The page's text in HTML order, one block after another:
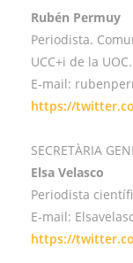
Rubén Permuy
Periodista.
UCC+i de la UOC.
E-mail:
https://
SECRETÀRIA
Elsa Velasco
Periodista
E-mail:
https://